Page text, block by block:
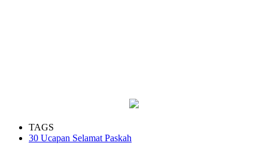
TAGS
30 Ucapan Selamat Paskah